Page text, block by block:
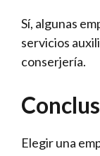
Sí, algunas
servicios
conserjería.
Elegir una